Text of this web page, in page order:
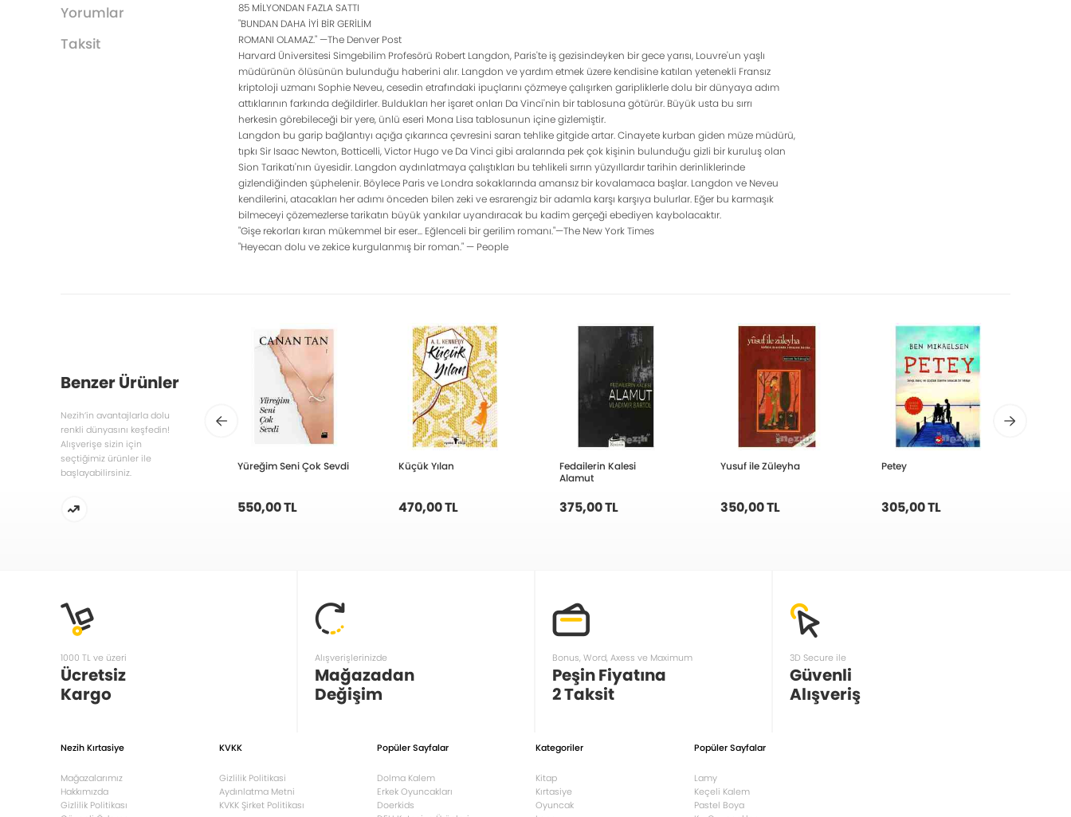
Yorumlar
Taksit
85 MİLYONDAN FAZLA SATTI
"BUNDAN DAHA İYİ BİR GERİLİM
ROMANI OLAMAZ." —The Denver Post
Harvard Üniversitesi Simgebilim Profesörü Robert Langdon, Paris'te iş gezisindeyken bir gece yarısı, Louvre'un yaşlı
müdürünün ölüsünün bulunduğu haberini alır. Langdon ve yardım etmek üzere kendisine katılan yetenekli Fransız
kriptoloji uzmanı Sophie Neveu, cesedin etrafındaki ipuçlarını çözmeye çalışırken garipliklerle dolu bir dünyaya adım
attıklarının farkında değildirler. Buldukları her işaret onları Da Vinci'nin bir tablosuna götürür. Büyük usta bu sırrı
herkesin görebileceği bir yere, ünlü eseri Mona Lisa tablosunun içine gizlemiştir.
Langdon bu garip bağlantıyı açığa çıkarınca çevresini saran tehlike gitgide artar. Cinayete kurban giden müze müdürü,
tıpkı Sir Isaac Newton, Botticelli, Victor Hugo ve Da Vinci gibi aralarında pek çok kişinin bulunduğu gizli bir kuruluş olan
Sion Tarikatı'nın üyesidir. Langdon aydınlatmaya çalıştıkları bu tehlikeli sırrın yüzyıllardır tarihin derinliklerinde
gizlendiğinden şüphelenir. Böylece Paris ve Londra sokaklarında amansız bir kovalamaca başlar. Langdon ve Neveu
kendilerini, atacakları her adımı önceden bilen zeki ve esrarengiz bir adamla karşı karşıya bulurlar. Eğer bu karmaşık
bilmeceyi çözemezlerse tarikatın büyük yankılar uyandıracak bu kadim gerçeği ebediyen kaybolacaktır.
"Gişe rekorları kıran mükemmel bir eser... Eğlenceli bir gerilim romanı."—The New York Times
"Heyecan dolu ve zekice kurgulanmış bir roman." — People
Benzer Ürünler
Nezih’in avantajlarla dolu
renkli dünyasını keşfedin!
Alışverişe sizin için
seçtiğimiz ürünler ile
başlayabilirsiniz.
Yüreğim Seni Çok Sevdi
550,00 TL
Küçük Yılan
470,00 TL
Fedailerin Kalesi
Alamut
375,00 TL
Yusuf ile Züleyha
350,00 TL
Petey
305,00 TL
1000 TL ve üzeri
Ücretsiz
Kargo
Alışverişlerinizde
Mağazadan
Değişim
Bonus, Word, Axess ve Maximum
Peşin Fiyatına
2 Taksit
3D Secure ile
Güvenli
Alışveriş
Nezih Kırtasiye
Mağazalarımız
Hakkımızda
Gizlilik Politikası
KVKK
Gizlilik Politikasi
Aydınlatma Metni
KVKK Şirket Politikası
Popüler Sayfalar
Dolma Kalem
Erkek Oyuncakları
Doerkids
Kategoriler
Kitap
Kırtasiye
Oyuncak
Popüler Sayfalar
Lamy
Keçeli Kalem
Pastel Boya